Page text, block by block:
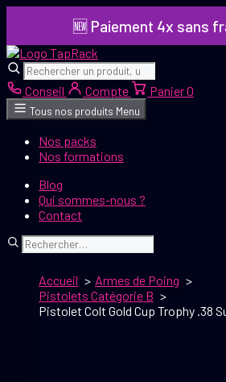
contenu
🆕 Paiement 4x sans
Rechercher Rechercher
Conseil Compte Panier0
Tous nos produits Menu
Nos packs
Nos formations
Blog
Qui sommes-nous ?
Contact
Rechercher
Accueil
Armes de Poing
Pistolets Catégorie B
Pistolet Colt Gold Cup Trophy .38